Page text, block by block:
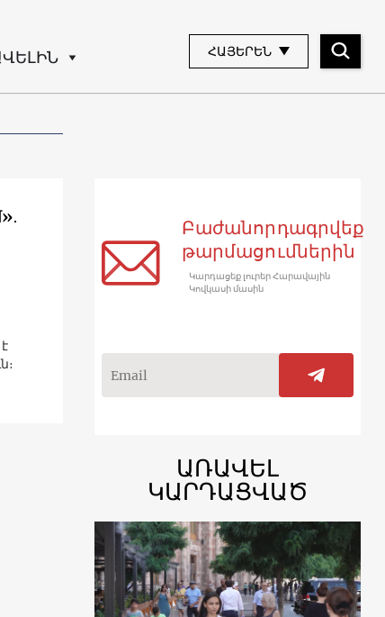
ՀԱՅԵՐԵՆ
Բաժանորդագրվեք
թարմացումներին
Կարդացեք լուրեր Հարավային
Կովկասի մասին
ԱՌԱՎԵԼ
ԿԱՐԴԱՑՎԱԾ